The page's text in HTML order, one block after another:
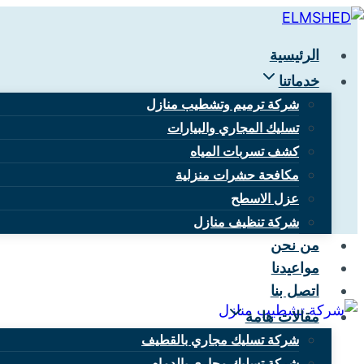
التجاوز
المحتوىالرئيسية
خدماتنا
شركة ترميم وتشطيب منازل
تسليك المجاري والبيارات
كشف تسربات المياه
مكافحة حشرات منزلية
عزل الاسطح
شركة تنظيف منازل
من نحن
مواعيدنا
اتصل بنا
مقالات هامة
شركة تسليك مجاري بالقطيف
أرخص